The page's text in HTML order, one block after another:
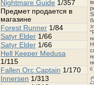
с
Nightmare Guide 1/357
Предмет продается в
магазине
Forest Runner 1/84
Satyr Elder 1/66
Satyr Elder 1/66
Hell Keeper Medusa
1/115
Fallen Orc Captain 1/170
Innersen 1/313